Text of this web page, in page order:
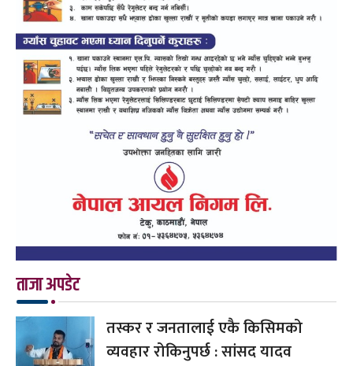
ताजा अपडेट
तस्कर र जनतालाई एकै किसिमको
व्यवहार रोकिनुपर्छ : सांसद यादव